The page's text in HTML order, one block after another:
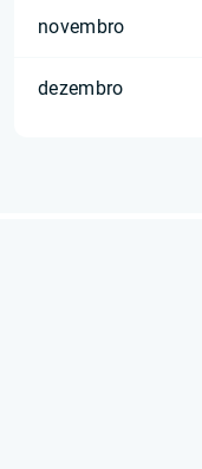
novembro
dezembro